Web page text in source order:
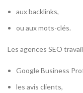
aux backlinks,
ou aux mots-clés.
Les agences SEO
Google Business
les avis clients,